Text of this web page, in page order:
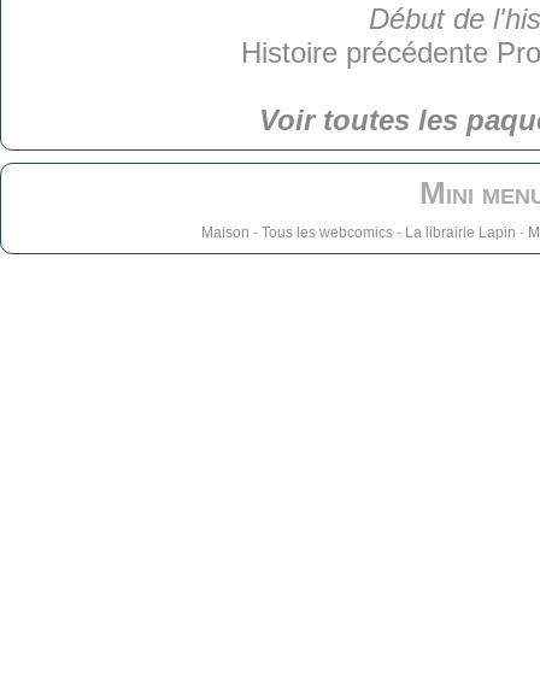
Début de
Histoire précédente
Voir toutes les
Mini
Maison - Tous les webcomics- La librairie Lapin -